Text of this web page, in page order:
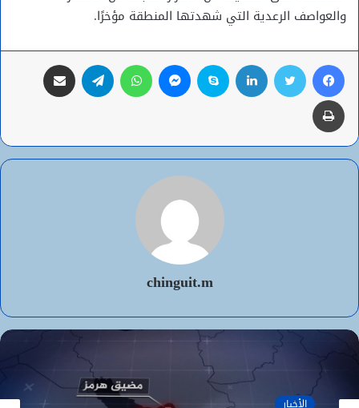
والعواصف الرعدية التي شهدتها المنطقة مؤخرًا.
فيسبوك تويتر لينكدإن سكايب ماسنجر واتساب تيلقرام
طباعة
chinguit.m